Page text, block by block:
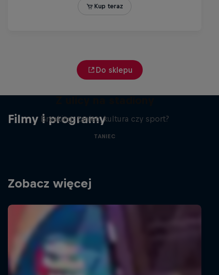
Do sklepu
Filmy i programy
Breaking: taniec, kultura czy sport?
TANIEC
Zobacz więcej